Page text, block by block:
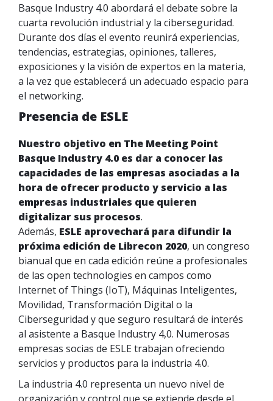
Basque Industry 4.0 abordará el debate sobre la
cuarta revolución industrial y la ciberseguridad.
Durante dos días el evento reunirá experiencias,
tendencias, estrategias, opiniones, talleres,
exposiciones y la visión de expertos en la materia,
a la vez que establecerá un adecuado espacio para
el networking.
Presencia de ESLE
Nuestro objetivo en The Meeting Point
Basque Industry 4.0 es dar a conocer las
capacidades de las empresas asociadas a la
hora de ofrecer producto y servicio a las
empresas industriales que quieren
digitalizar sus procesos.
Además, ESLE aprovechará para difundir la
próxima edición de Librecon 2020, un congreso
bianual que en cada edición reúne a profesionales
de las open technologies en campos como
Internet of Things (IoT), Máquinas Inteligentes,
Movilidad, Transformación Digital o la
Ciberseguridad y que seguro resultará de interés
al asistente a Basque Industry 4,0. Numerosas
empresas socias de ESLE trabajan ofreciendo
servicios y productos para la industria 4.0.
La industria 4.0 representa un nuevo nivel de